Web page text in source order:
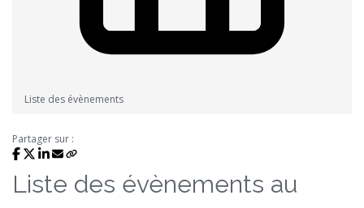
Liste des évènements
Partager sur :
Liste des évènements au